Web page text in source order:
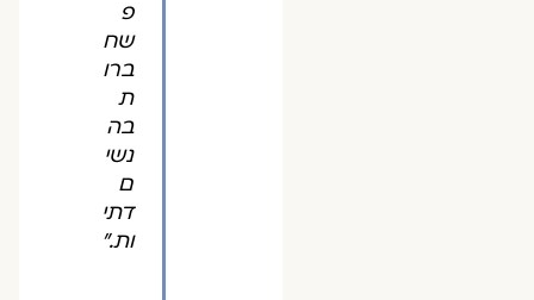
פ
שח
ברו
ת
בה
נשי
ם
דתי
ות."